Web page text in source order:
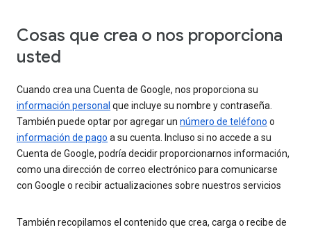
Cosas que crea o nos proporciona
usted
Cuando crea una Cuenta de Google, nos proporciona su
información personal que incluye su nombre y contraseña.
También puede optar por agregar un número de teléfono o
información de pago a su cuenta. Incluso si no accede a su
Cuenta de Google, podría decidir proporcionarnos información,
como una dirección de correo electrónico para comunicarse
con Google o recibir actualizaciones sobre nuestros servicios
También recopilamos el contenido que crea, carga o recibe de